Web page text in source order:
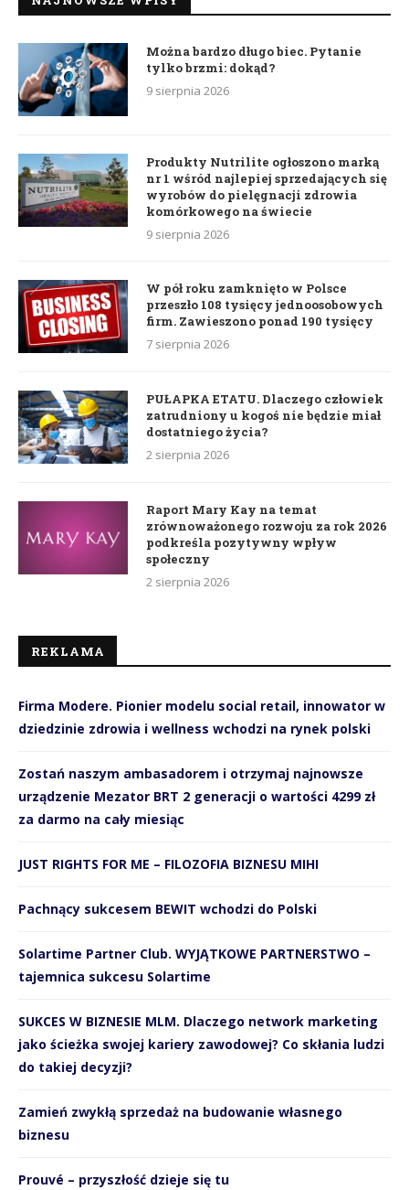
Można bardzo długo biec. Pytanie
tylko brzmi: dokąd?
9 sierpnia 2026
Produkty Nutrilite ogłoszono marką
nr 1 wśród najlepiej sprzedających się
wyrobów do pielęgnacji zdrowia
komórkowego na świecie
9 sierpnia 2026
W pół roku zamknięto w Polsce
przeszło 108 tysięcy jednoosobowych
firm. Zawieszono ponad 190 tysięcy
7 sierpnia 2026
PUŁAPKA ETATU. Dlaczego człowiek
zatrudniony u kogoś nie będzie miał
dostatniego życia?
2 sierpnia 2026
Raport Mary Kay na temat
zrównoważonego rozwoju za rok 2026
podkreśla pozytywny wpływ
społeczny
2 sierpnia 2026
REKLAMA
Firma Modere. Pionier modelu social retail, innowator w
dziedzinie zdrowia i wellness wchodzi na rynek polski
Zostań naszym ambasadorem i otrzymaj najnowsze
urządzenie Mezator BRT 2 generacji o wartości 4299 zł
za darmo na cały miesiąc
JUST RIGHTS FOR ME – FILOZOFIA BIZNESU MIHI
Pachnący sukcesem BEWIT wchodzi do Polski
Solartime Partner Club. WYJĄTKOWE PARTNERSTWO –
tajemnica sukcesu Solartime
SUKCES W BIZNESIE MLM. Dlaczego network marketing
jako ścieżka swojej kariery zawodowej? Co skłania ludzi
do takiej decyzji?
Zamień zwykłą sprzedaż na budowanie własnego
biznesu
Prouvé – przyszłość dzieje się tu